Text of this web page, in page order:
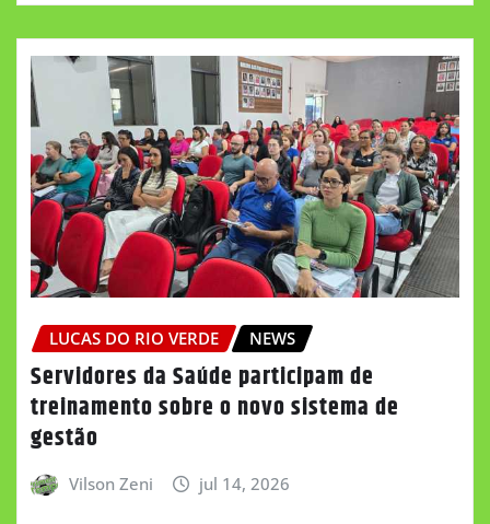
LUCAS DO RIO VERDE NEWS
Servidores da Saúde participam de
treinamento sobre o novo sistema de
gestão
Vilson Zeni jul 14, 2026